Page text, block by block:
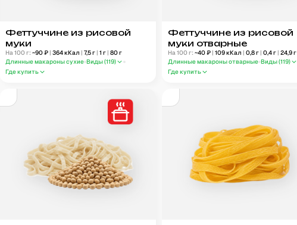
Феттуччине из рисовой
муки
На 100 г: ~90₽ | 364кКал | 7,5г | 1 г | 80г
Длинные макароны сухие Виды (119)
Где купить
Феттуччине из рисовой
муки отварные
На 100 г: ~40₽ | 109кКал | 0,8г | 0,4г | 24,9г
Длинные макароны отварные Виды (119)
Где купить